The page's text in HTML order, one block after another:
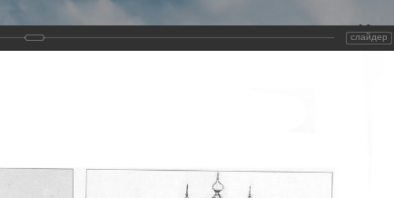
Виртуальный
Новомучеников и
Земли
Сайт создан по благословлению
слайдер